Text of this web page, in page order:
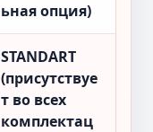
ьная опция)
STANDART
(присутствуе
т во всех
комплектац